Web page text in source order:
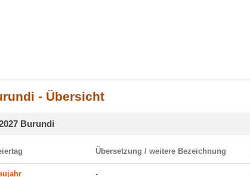
- Übersicht
Burundi
Übersetzung / weitere Bezeichnung
-